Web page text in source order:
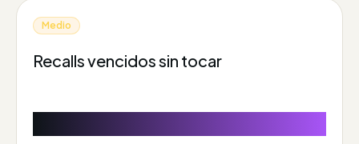
Medio
Recalls vencidos sin tocar